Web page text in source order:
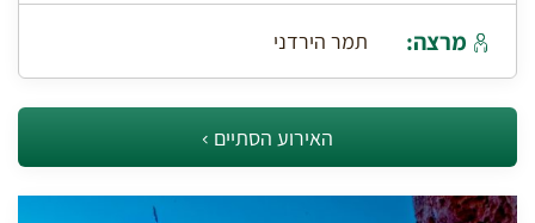
מרצה: תמר הירדני
האירוע הסתיים